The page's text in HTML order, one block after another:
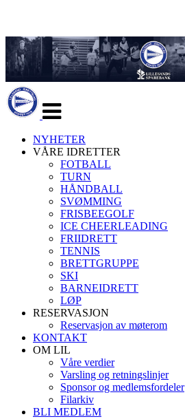
navigasjon
NYHETER
VÅRE IDRETTER
FOTBALL
TURN
HÅNDBALL
SVØMMING
FRISBEEGOLF
ICE CHEERLEADING
FRIIDRETT
TENNIS
BRETTGRUPPE
SKI
BARNEIDRETT
LØP
RESERVASJON
Reservasjon av møterom
KONTAKT
OM LIL
Våre verdier
Varsling og retningslinjer
Sponsor og medlemsfordeler
Filarkiv
BLI MEDLEM